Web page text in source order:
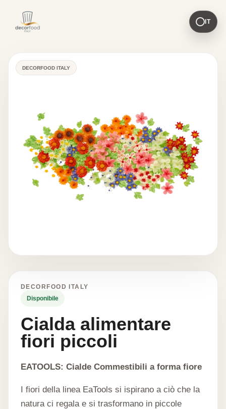
IT
DECORFOOD ITALY
DECORFOOD ITALY
Disponibile
Cialda alimentare
fiori piccoli
EATOOLS: Cialde Commestibili a forma fiore
I fiori della linea EaTools si ispirano a ciò che la
natura ci regala e si trasformano in piccole